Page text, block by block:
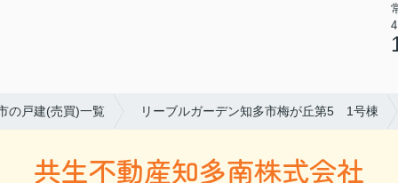
の戸建(売買)一覧 リーブルガーデン知多市梅が丘第5 1号棟
共生不動産知多南株式会社